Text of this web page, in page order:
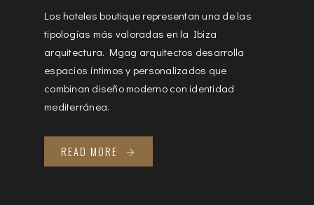
Los hoteles boutique representan una de las
tipologías más valoradas en la Ibiza
arquitectura. Mgag arquitectos desarrolla
espacios íntimos y personalizados que
combinan diseño moderno con identidad
mediterránea.
READ MORE